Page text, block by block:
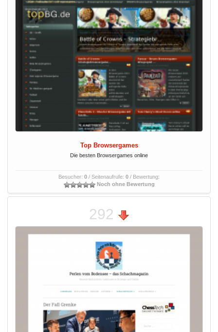
Top Browsergames
Die besten Browsergames online
Besucher: 0 / Seitenaufrufe: 0 / Bewertung:
Noch ohne Bewertung
292